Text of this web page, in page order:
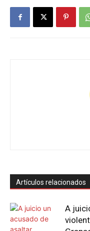
Artículos relacionados
A